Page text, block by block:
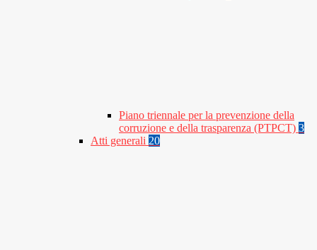
Piano triennale per la prevenzione della
corruzione e della trasparenza (PTPCT) 3
Atti generali 20